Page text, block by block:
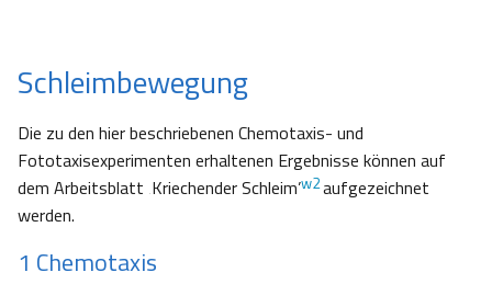
Schleimbewegung
Die zu den hier beschriebenen Chemotaxis- und
Fototaxisexperimenten erhaltenen Ergebnisse können auf
dem Arbeitsblatt ‚Kriechender Schleim’w2aufgezeichnet
werden.
1 Chemotaxis